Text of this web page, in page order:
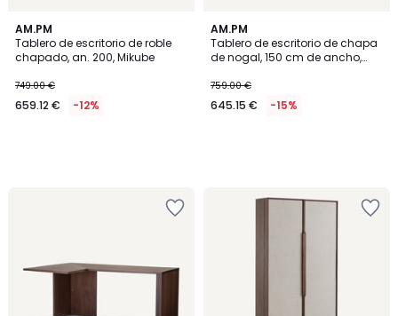
AM.PM
Tablero de escritorio de roble
chapado, an. 200, Mikube
749.00 €
659.12 € -12%
AM.PM
Tablero de escritorio de chapa
de nogal, 150 cm de ancho,
759.00 €
645.15 € -15%